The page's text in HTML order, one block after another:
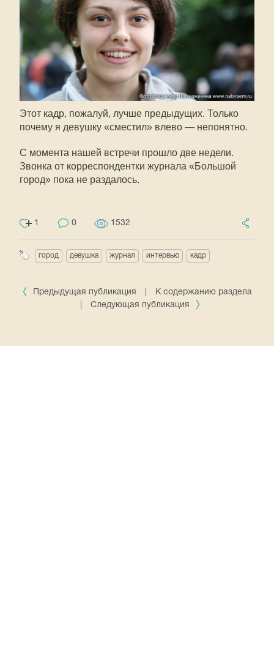
Этот кадр, пожалуй, лучше предыдущих. Только
почему я девушку «сместил» влево — непонятно.
С момента нашей встречи прошло две недели.
Звонка от корреспондентки журнала «Большой
город» пока не раздалось.
1 0 1532
город девушка журнал интервью кадр
Предыдущая публикация
К содержанию раздела
Следующая публикация